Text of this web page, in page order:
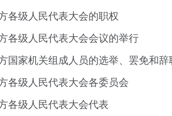
级人民代表大会的职权
级人民代表大会会议的举行
家机关组成人员的选举、罢免和辞
级人民代表大会各委员会
各级人民代表大会代表